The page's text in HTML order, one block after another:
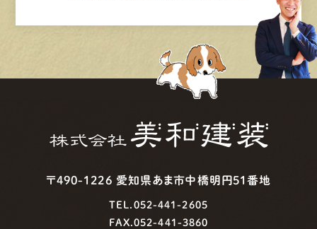
〒490-1226 愛知県あま市中橋明円51番地
TEL.052-441-2605
FAX.052-441-3860